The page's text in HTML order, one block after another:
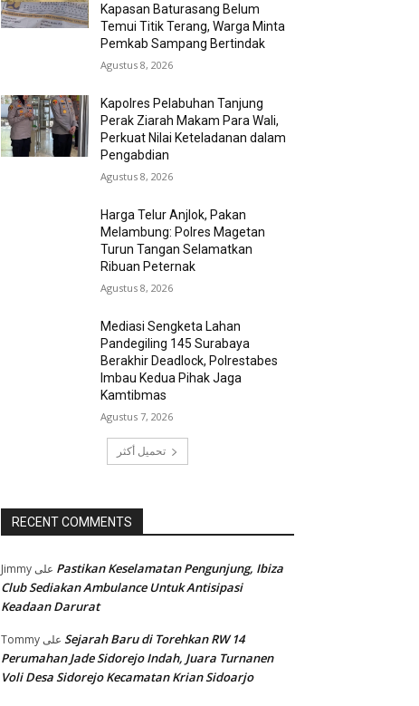
Kapasan Baturasang Belum
Temui Titik Terang, Warga Minta
Pemkab Sampang Bertindak
Agustus 8, 2026
Kapolres Pelabuhan Tanjung
Perak Ziarah Makam Para Wali,
Perkuat Nilai Keteladanan dalam
Pengabdian
Agustus 8, 2026
Harga Telur Anjlok, Pakan
Melambung: Polres Magetan
Turun Tangan Selamatkan
Ribuan Peternak
Agustus 8, 2026
Mediasi Sengketa Lahan
Pandegiling 145 Surabaya
Berakhir Deadlock, Polrestabes
Imbau Kedua Pihak Jaga
Kamtibmas
Agustus 7, 2026
تحميل أكثر
RECENT COMMENTS
Jimmy
Pastikan Keselamatan Pengunjung, Ibiza
Club Sediakan Ambulance Untuk Antisipasi
Keadaan Darurat
Tommy
Sejarah Baru di Torehkan RW 14
Perumahan Jade Sidorejo Indah, Juara Turnanen
Voli Desa Sidorejo Kecamatan Krian Sidoarjo